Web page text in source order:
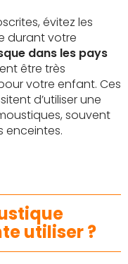
évitez les
durant votre
dans les pays
être très
votre enfant. Ces
d’utiliser une
souvent
enceintes.
utiliser ?